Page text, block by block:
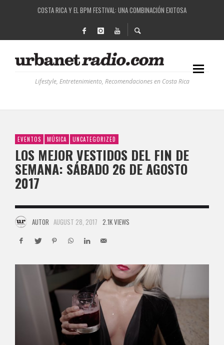
COSTA RICA Y EL BPM FESTIVAL: UNA COMBINACIÓN EXITOSA
RUTAS NATURBANAS: EL PROYECTO QUE ESTÁ TRANSFORMANDO LA CALIDAD DE
LA HISTORIA DETRÁS DE LA MÚSICA ELECTRÓNICA: BBC RADIOPHONIC WORKSHOP
Lifestyle, Entretenimiento, Recomendaciones en Costa Rica
EVENTOS MÚSICA UNCATEGORIZED
LOS MEJOR VESTIDOS DEL FIN DE
SEMANA: SÁBADO 26 DE AGOSTO
2017
AUTOR AUGUST 28, 2017 2.1K VIEWS